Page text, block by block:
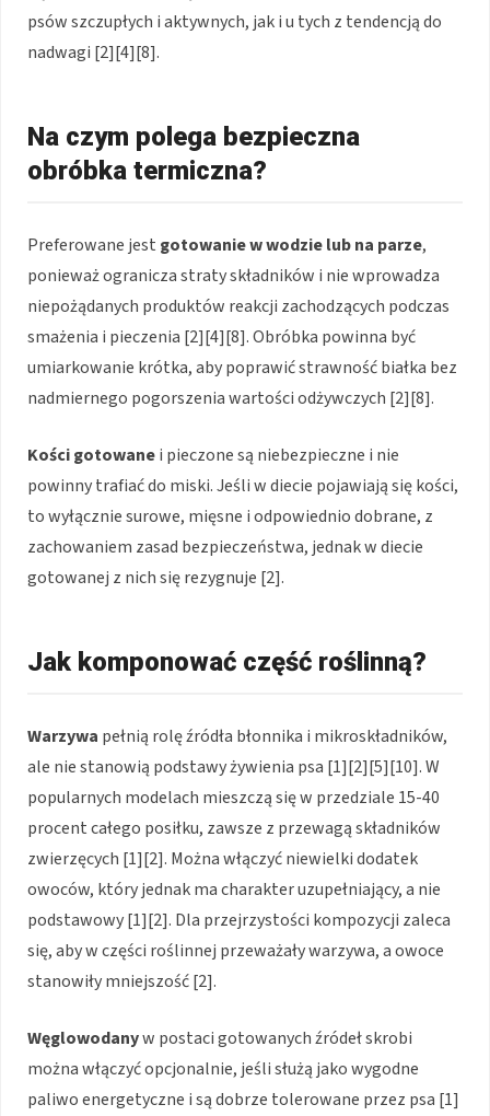
psów szczupłych i aktywnych, jak i u tych z tendencją do
nadwagi [2][4][8].
Na czym polega bezpieczna
obróbka termiczna?
Preferowane jest gotowanie w wodzie lub na parze,
ponieważ ogranicza straty składników i nie wprowadza
niepożądanych produktów reakcji zachodzących podczas
smażenia i pieczenia [2][4][8]. Obróbka powinna być
umiarkowanie krótka, aby poprawić strawność białka bez
nadmiernego pogorszenia wartości odżywczych [2][8].
Kości gotowanei pieczone są niebezpieczne i nie
powinny trafiać do miski. Jeśli w diecie pojawiają się kości,
to wyłącznie surowe, mięsne i odpowiednio dobrane, z
zachowaniem zasad bezpieczeństwa, jednak w diecie
gotowanej z nich się rezygnuje [2].
Jak komponować część roślinną?
Warzywa pełnią rolę źródła błonnika i mikroskładników,
ale nie stanowią podstawy żywienia psa [1][2][5][10]. W
popularnych modelach mieszczą się w przedziale 15-40
procent całego posiłku, zawsze z przewagą składników
zwierzęcych [1][2]. Można włączyć niewielki dodatek
owoców, który jednak ma charakter uzupełniający, a nie
podstawowy [1][2]. Dla przejrzystości kompozycji zaleca
się, aby w części roślinnej przeważały warzywa, a owoce
stanowiły mniejszość [2].
Węglowodanyw postaci gotowanych źródeł skrobi
można włączyć opcjonalnie, jeśli służą jako wygodne
paliwo energetyczne i są dobrze tolerowane przez psa [1]